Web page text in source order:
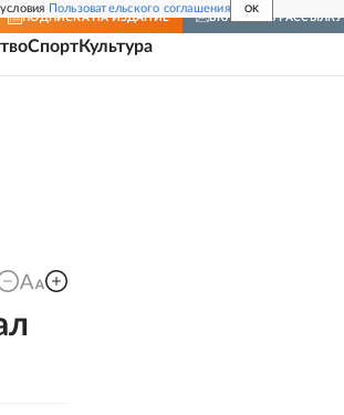
Пользовательского соглашения OK
ПОДПИСКА НА ИЗДАНИЕ ВКЛЮЧИТЬ РАССЫЛКУ
СпортКультура